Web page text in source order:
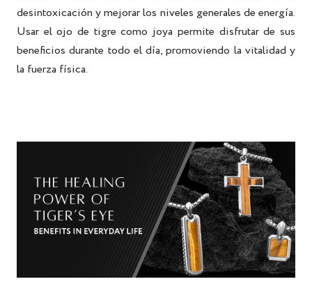
desintoxicación y mejorar los niveles generales de energía.
Usar el ojo de tigre como joya permite disfrutar de sus
beneficios durante todo el día, promoviendo la vitalidad y
la fuerza física.